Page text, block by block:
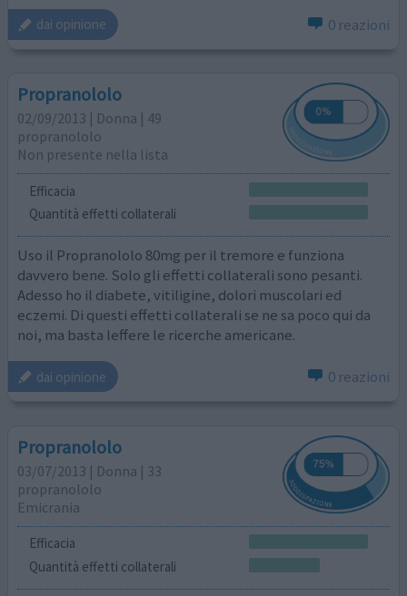
dai opinione 0 reazioni
Propranololo
02/09/2013 | Donna | 49
propranololo
Non presente nella lista
Efficacia
Quantità effetti collaterali
Uso il Propranololo 80mg per il tremore e funziona
davvero bene. Solo gli effetti collaterali sono pesanti.
Adesso ho il diabete, vitiligine, dolori muscolari ed
eczemi. Di questi effetti collaterali se ne sa poco qui da
noi, ma basta leffere le ricerche americane.
dai opinione 0 reazioni
Propranololo
03/07/2013 | Donna | 33
propranololo
Emicrania
Efficacia
Quantità effetti collaterali